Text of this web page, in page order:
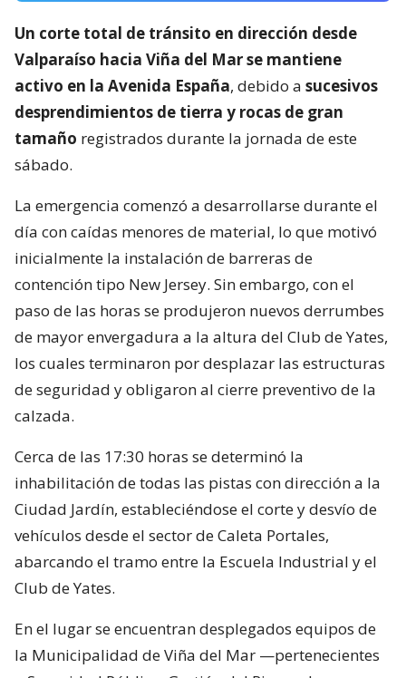
Un corte total de tránsito en dirección desde
Valparaíso hacia Viña del Mar se mantiene
activo en la Avenida España, debido a sucesivos
desprendimientos de tierra y rocas de gran
tamaño registrados durante la jornada de este
sábado.
La emergencia comenzó a desarrollarse durante el
día con caídas menores de material, lo que motivó
inicialmente la instalación de barreras de
contención tipo New Jersey. Sin embargo, con el
paso de las horas se produjeron nuevos derrumbes
de mayor envergadura a la altura del Club de Yates,
los cuales terminaron por desplazar las estructuras
de seguridad y obligaron al cierre preventivo de la
calzada.
Cerca de las 17:30 horas se determinó la
inhabilitación de todas las pistas con dirección a la
Ciudad Jardín, estableciéndose el corte y desvío de
vehículos desde el sector de Caleta Portales,
abarcando el tramo entre la Escuela Industrial y el
Club de Yates.
En el lugar se encuentran desplegados equipos de
la Municipalidad de Viña del Mar —pertenecientes